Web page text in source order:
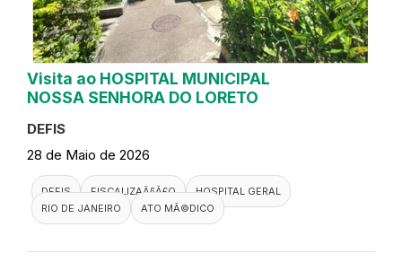
Visita ao HOSPITAL MUNICIPAL
NOSSA SENHORA DO LORETO
DEFIS
28 de Maio de 2026
DEFIS FISCALIZAÃ§Ã£O
HOSPITAL GERAL
RIO DE JANEIRO
ATO MÃ©DICO